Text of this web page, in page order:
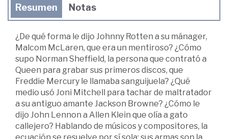
Resumen Notas
¿De qué forma le dijo Johnny Rotten a su mánager,
Malcom McLaren, que era un mentiroso? ¿Cómo
supo Norman Sheffield, la persona que contrató a
Queen para grabar sus primeros discos, que
Freddie Mercury le llamaba sanguijuela? ¿Qué
medio usó Joni Mitchell para tachar de maltratador
a su antiguo amante Jackson Browne? ¿Cómo le
dijo John Lennon a Allen Klein que olía a gato
callejero? Hablando de músicos y compositores, la